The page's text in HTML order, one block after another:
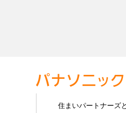
住まいパートナーズ